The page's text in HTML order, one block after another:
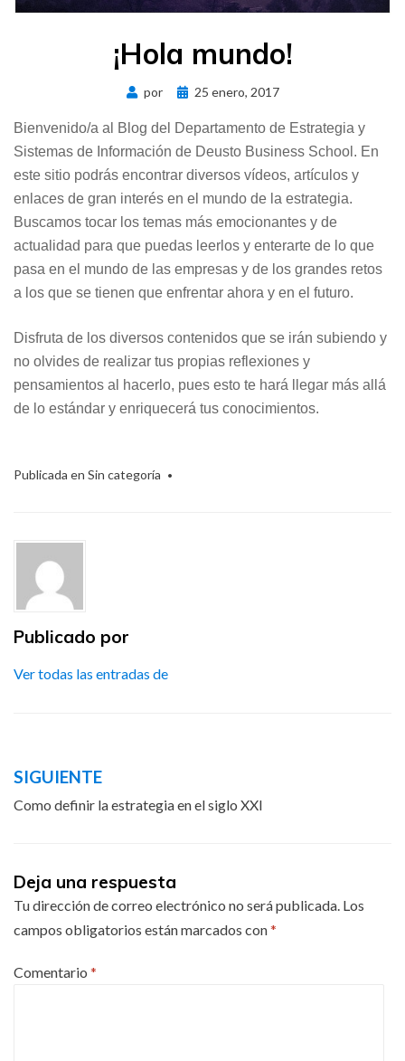
¡Hola mundo!
por
Publicado
25 enero, 2017
Bienvenido/a al Blog del Departamento de Estrategia y
Sistemas de Información de Deusto Business School. En
este sitio podrás encontrar diversos vídeos, artículos y
enlaces de gran interés en el mundo de la estrategia.
Buscamos tocar los temas más emocionantes y de
actualidad para que puedas leerlos y enterarte de lo que
pasa en el mundo de las empresas y de los grandes retos
a los que se tienen que enfrentar ahora y en el futuro.
Disfruta de los diversos contenidos que se irán subiendo y
no olvides de realizar tus propias reflexiones y
pensamientos al hacerlo, pues esto te hará llegar más allá
de lo estándar y enriquecerá tus conocimientos.
Publicada en Sin categoría
Publicado por
Ver todas las entradas de
de
entradas
SIGUIENTE
Como definir la estrategia en el siglo XXI
Deja una respuesta
Tu dirección de correo electrónico no será publicada. Los
campos obligatorios están marcados con*
Comentario *